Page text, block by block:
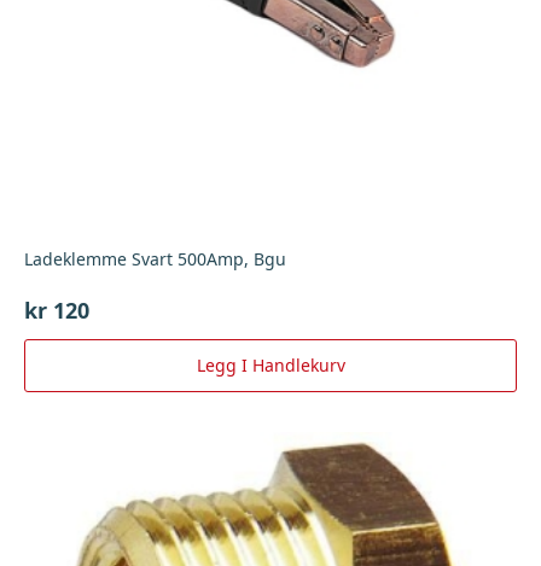
Ladeklemme Svart 500Amp, Bgu
kr 120
Legg I Handlekurv